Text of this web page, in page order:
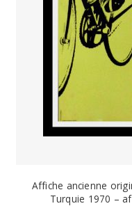
Affiche ancienne
Turquie 1970 –